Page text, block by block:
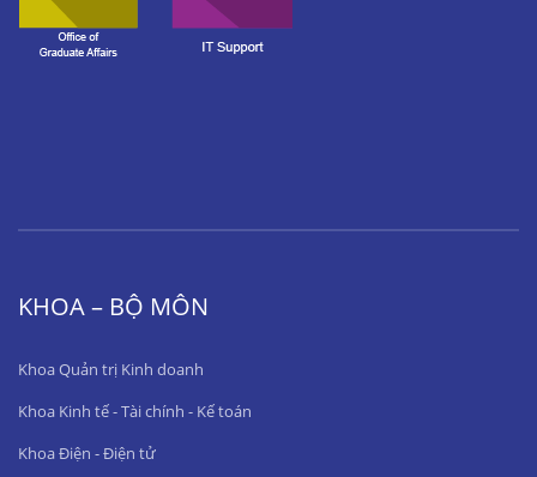
KHOA – BỘ MÔN
Khoa Quản trị Kinh doanh
Khoa Kinh tế - Tài chính - Kế toán
Khoa Điện - Điện tử